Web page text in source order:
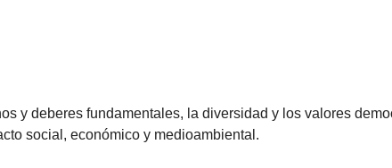
y deberes fundamentales, la diversidad y los valores
social, económico y medioambiental.